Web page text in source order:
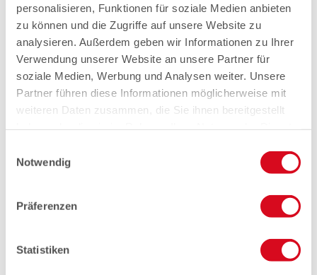
personalisieren, Funktionen für soziale Medien anbieten
zu können und die Zugriffe auf unsere Website zu
analysieren. Außerdem geben wir Informationen zu Ihrer
Verwendung unserer Website an unsere Partner für
soziale Medien, Werbung und Analysen weiter. Unsere
Partner führen diese Informationen möglicherweise mit
weiteren Daten zusammen, die Sie ihnen bereitgestellt
Notwendig
Präferenzen
Statistiken